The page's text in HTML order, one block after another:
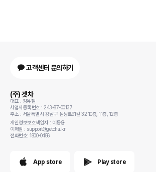
고객센터 문의하기
(주) 겟차
대표 : 정유철
사업자등록번호 : 243-87-00137
주소 : 서울특별시 강남구 삼성로91길 32 10층, 11층, 12층
개인정보보호책임자 : 이동용
이메일 : support@getcha.kr
전화번호: 1800-0456
App store Play store